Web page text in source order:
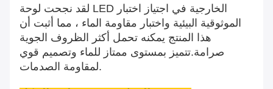
لقد نجحت لوحة LED الخارجية في اجتياز اختبار
الموثوقية البيئية واختبار مقاومة الماء ، مما أثبت أن
هذا المنتج يمكنه تحمل أكثر الظروف الجوية
صرامة.تتميز بمستوى ممتاز للماء وتصميم قوي
لمقاومة الصدمات.